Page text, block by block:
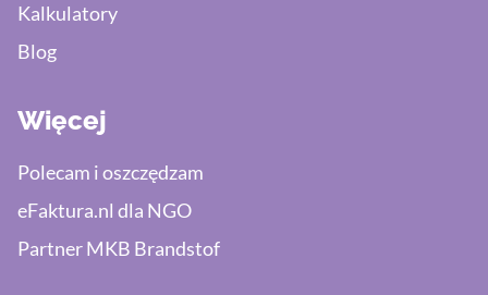
Kalkulatory
Blog
Więcej
Polecam i oszczędzam
eFaktura.nl dla NGO
Partner MKB Brandstof